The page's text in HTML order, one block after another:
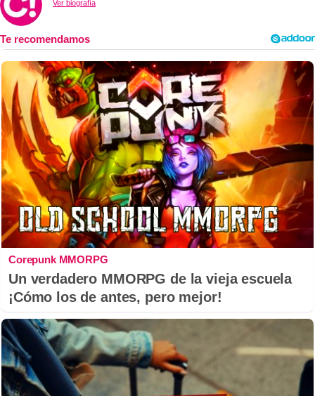
Ver biografía
Corepunk MMORPG
Un verdadero MMORPG de la vieja escuela
¡Cómo los de antes, pero mejor!